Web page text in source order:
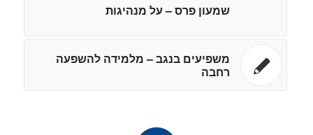
שמעון פרס – על מנהיגות
משפיעים בנגב – מלמידה להשפעה
רחבה